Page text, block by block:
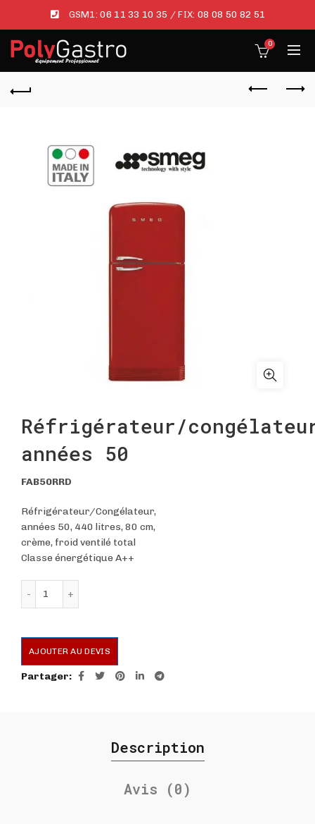
GSM1:06 11 33 10 35 / FIX: 08 08 50 82 51
0
Réfrigérateur/
années 50
FAB50RRD
Réfrigérateur/Congélateur,
années 50, 440 litres, 80 cm,
crème, froid ventilé total
Classe énergétique A++
AJOUTER AU DEVIS
Partager
Description
Avis (0)